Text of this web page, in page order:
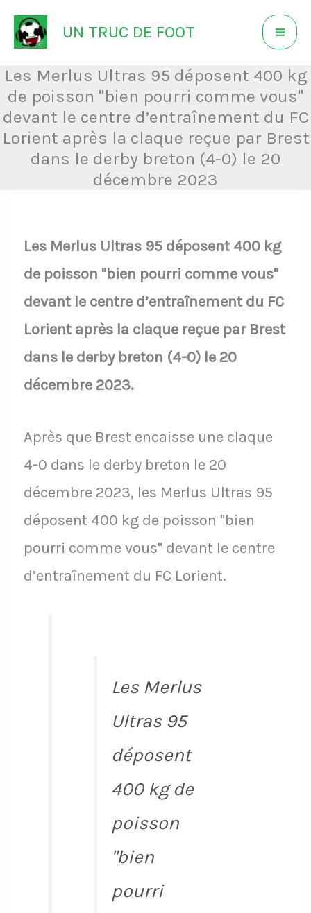
Aller
au
contenu
UN TRUC DE FOOT
Les Merlus Ultras 95 déposent 400 kg
de poisson "bien pourri comme vous"
devant le centre d’entraînement du FC
Lorient après la claque reçue par Brest
dans le derby breton (4-0) le 20
décembre 2023
Les Merlus Ultras 95 déposent 400 kg
de poisson "bien pourri comme vous"
devant le centre d’entraînement du FC
Lorient après la claque reçue par Brest
dans le derby breton (4-0) le 20
décembre 2023.
Après que Brest encaisse une claque
4-0 dans le derby breton le 20
décembre 2023, les Merlus Ultras 95
déposent 400 kg de poisson "bien
pourri comme vous" devant le centre
d’entraînement du FC Lorient.
Les Merlus
Ultras 95
déposent
400 kg de
poisson
"bien
pourri